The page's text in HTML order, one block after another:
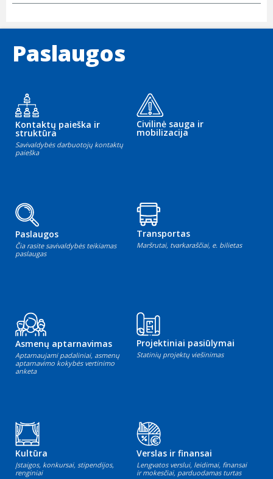
Paslaugos
Kontaktų paieška ir
struktūra
Savivaldybės darbuotojų kontaktų
paieška
Civilinė sauga ir
mobilizacija
Paslaugos
Čia rasite savivaldybės teikiamas
paslaugas
Transportas
Maršrutai, tvarkaraščiai, e. bilietas
Asmenų aptarnavimas
Aptarnaujami padaliniai, asmenų
aptarnavimo kokybės vertinimo
anketa
Projektiniai pasiūlymai
Statinių projektų viešinimas
Kultūra
Įstaigos, konkursai, stipendijos,
renginiai
Verslas ir finansai
Lengvatos verslui, leidimai, finansai
ir mokesčiai, parduodamas turtas